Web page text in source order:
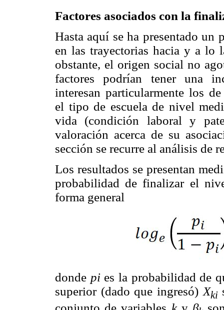
Factores asociados con la
Hasta aquí se ha presentado un
en las trayectorias hacia y a lo
obstante, el origen social no
factores podrían tener una
interesan particularmente los
el tipo de escuela de nivel
vida (condición laboral y
valoración acerca de su
sección se recurre al análisis de
Los resultados se presentan
probabilidad de finalizar el
forma general
donde pies la probabilidad de
superior (dado que ingresó) Xki